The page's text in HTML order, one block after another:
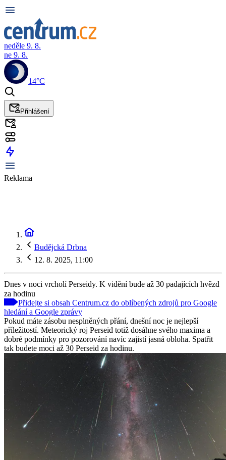
neděle 9. 8.
ne 9. 8.
14°C
Přihlášení
Reklama
Budějcká Drbna
12. 8. 2025, 11:00
Dnes v noci vrcholí Perseidy. K vidění bude až 30 padajících hvězd
za hodinu
Přidejte si obsah Centrum.cz do oblíbených zdrojů pro Google
hledání a Google zprávy
Pokud máte zásobu nesplněných přání, dnešní noc je nejlepší
příležitostí. Meteorický roj Perseid totiž dosáhne svého maxima a
dobré podmínky pro pozorování navíc zajistí jasná obloha. Spatřit
tak budete moci až 30 Perseid za hodinu.